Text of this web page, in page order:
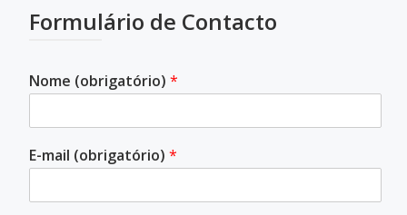
Formulário de Contacto
Nome (obrigatório) *
E-mail (obrigatório) *